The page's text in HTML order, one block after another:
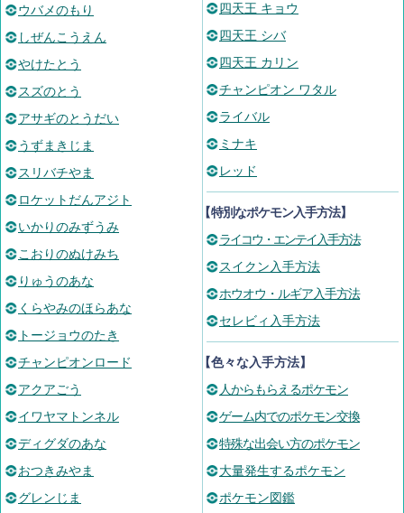
ウバメのもり
しぜんこうえん
やけたとう
スズのとう
アサギのとうだい
うずまきじま
スリバチやま
ロケットだんアジト
いかりのみずうみ
こおりのぬけみち
りゅうのあな
くらやみのほらあな
トージョウのたき
チャンピオンロード
アクアごう
イワヤマトンネル
ディグダのあな
おつきみやま
グレンじま
四天王 キョウ
四天王 シバ
四天王 カリン
チャンピオン ワタル
ライバル
ミナキ
レッド
【特別なポケモン入手方法】
ライコウ・エンテイ入手方法
スイクン入手方法
ホウオウ・ルギア入手方法
セレビィ入手方法
【色々な入手方法】
人からもらえるポケモン
ゲーム内でのポケモン交換
特殊な出会い方のポケモン
大量発生するポケモン
ポケモン図鑑